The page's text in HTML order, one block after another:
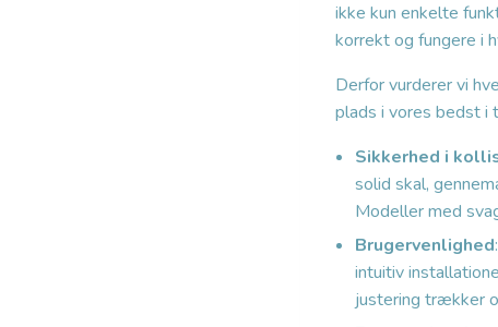
ikke kun enkelte
korrekt og fungere i
Derfor vurderer vi
plads i vores bedst i
Sikkerhed i
solid skal,
Modeller med
Brugervenlighed
intuitiv
justering trækker